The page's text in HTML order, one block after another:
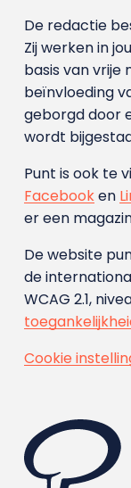
De redactie
Zij werken in
basis van vrije
beïnvloeding
geborgd door
wordt
Punt is ook te
Facebooken
er een
De website
de
WCAG 2.1,
Cookie